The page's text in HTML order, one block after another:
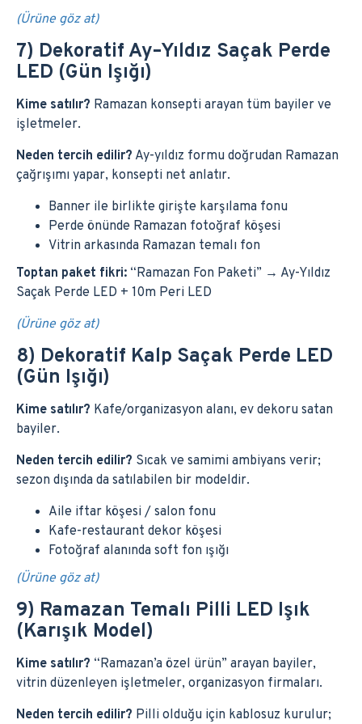
(Ürüne göz at)
7) Dekoratif Ay–Yıldız Saçak Perde
LED (Gün Işığı)
Kime satılır? Ramazan konsepti arayan tüm bayiler ve
işletmeler.
Neden tercih edilir? Ay-yıldız formu doğrudan Ramazan
çağrışımı yapar, konsepti net anlatır.
Banner ile birlikte girişte karşılama fonu
Perde önünde Ramazan fotoğraf köşesi
Vitrin arkasında Ramazan temalı fon
Toptan paket fikri: “Ramazan Fon Paketi” → Ay-Yıldız
Saçak Perde LED + 10m Peri LED
(Ürüne göz at)
8) Dekoratif Kalp Saçak Perde LED
(Gün Işığı)
Kime satılır? Kafe/organizasyon alanı, ev dekoru satan
bayiler.
Neden tercih edilir? Sıcak ve samimi ambiyans verir;
sezon dışında da satılabilen bir modeldir.
Aile iftar köşesi / salon fonu
Kafe-restaurant dekor köşesi
Fotoğraf alanında soft fon ışığı
(Ürüne göz at)
9) Ramazan Temalı Pilli LED Işık
(Karışık Model)
Kime satılır? “Ramazan’a özel ürün” arayan bayiler,
vitrin düzenleyen işletmeler, organizasyon firmaları.
Neden tercih edilir? Pilli olduğu için kablosuz kurulur;